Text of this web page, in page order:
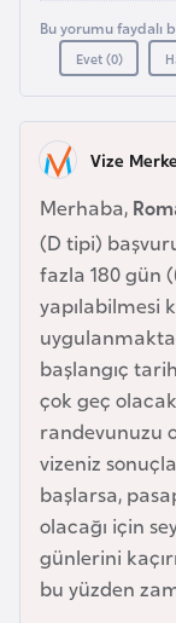
Bu yorumu faydalı
Evet (0)
Vize
Merhaba,
(D tipi)
fazla 180 gün
yapılabilmesi
başlangıç
çok geç
randevunuzu
vizeniz
başlarsa,
olacağı için
günlerini
bu yüzden
r
c
a
n
B
a
h
r
e
y
n
B
a
n